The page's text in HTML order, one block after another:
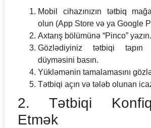
Mobil cihazınızın tətbiq
olun (App Store və ya Google
Axtarış bölümünə “Pinco” yazın.
Gözlədiyiniz tətbiqi tapın
düyməsini basın.
Yükləmənin tamalamasını
Tətbiqi açın və tələb olunan
2. Tətbiqi
Etmək